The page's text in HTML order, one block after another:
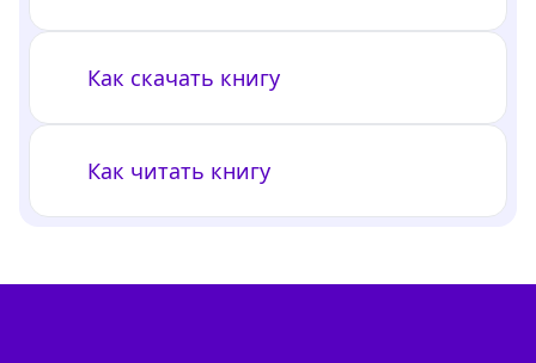
Как скачать книгу
Как читать книгу